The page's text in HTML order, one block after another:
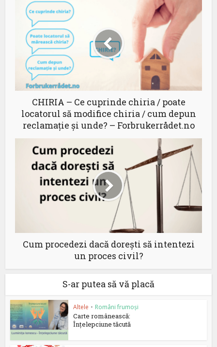
CHIRIA – Ce cuprinde chiria / poate
locatorul să modifice chiria / cum depun
reclamație și unde? – Forbrukerrådet.no
Cum procedezi dacă dorești să intentezi
un proces civil?
S-ar putea să vă placă
Altele • Români frumoși
Carte românească:
Înțelepciune tăcută